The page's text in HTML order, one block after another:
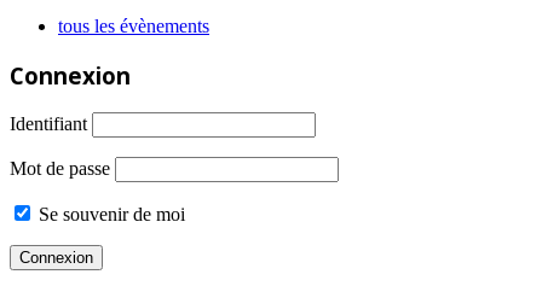
tous les évènements
Connexion
Identifiant
Mot de passe
Se souvenir de moi